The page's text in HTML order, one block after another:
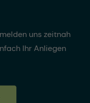
uns zeitnah
Ihr Anliegen